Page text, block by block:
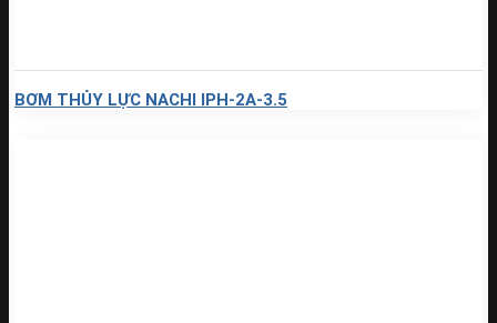
BƠM THỦY LỰC NACHI IPH-2A-3.5